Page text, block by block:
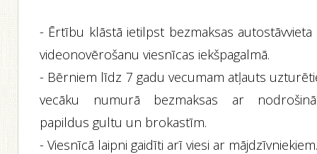
- Ērtību klāstā ietilpst bezmaksas autostāvvieta
videonovērošanu viesnīcas iekšpagalmā.
- Bērniem līdz 7 gadu vecumam atļauts
vecāku numurā bezmaksas ar
papildus gultu un brokastīm.
- Viesnīcā laipni gaidīti arī viesi ar